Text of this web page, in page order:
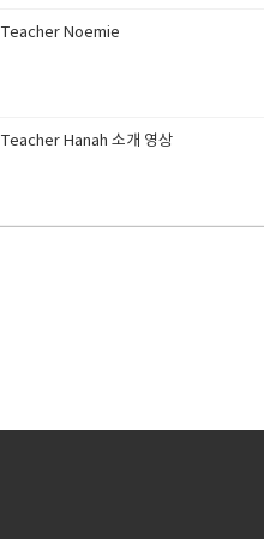
Teacher Noemie
Teacher Hanah 소개 영상